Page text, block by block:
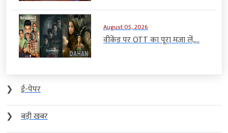
August 05, 2026
वीकेंड पर OTT का पूरा मजा लें,...
❯
ई-पेपर
❯
बड़ी खबर